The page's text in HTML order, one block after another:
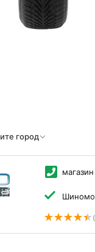
магазин